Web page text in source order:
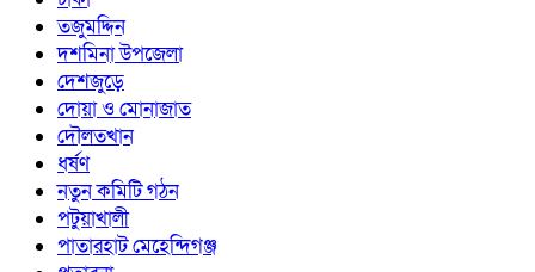
তজুমদ্দিন
দশমিনা উপজেলা
দেশজুড়ে
দোয়া ও মোনাজাত
দৌলতখান
ধর্ষণ
নতুন কমিটি গঠন
পটুয়াখালী
পাতারহাট মেহেন্দিগঞ্জ